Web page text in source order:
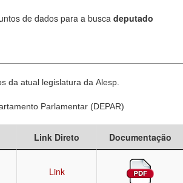
de dados para a busca deputado
da atual legislatura da Alesp.
Parlamentar (DEPAR)
Link Direto Documentação
Link